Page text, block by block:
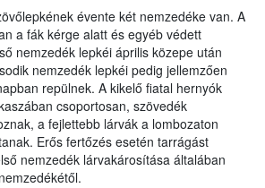
évente két nemzedéke van. A
a fák kérge alatt és egyéb védett
nemzedék lepkéi április közepe után
nemzedék lepkéi pedig jellemzően
repülnek. A kikelő fiatal hernyók
csoportosan, szövedék
a fejlettebb lárvák a lombozaton
Erős fertőzés esetén tarrágást
nemzedék lárvakárosítása általában